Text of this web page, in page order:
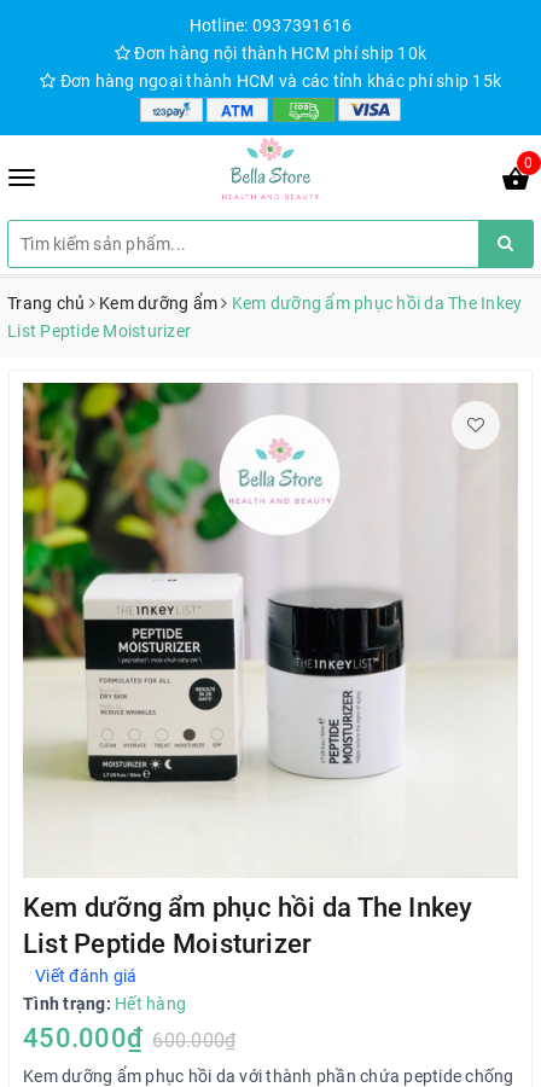
Hotline: 0937391616
Đơn hàng nội thành HCM phí ship 10k
Đơn hàng ngoại thành HCM và các tỉnh khác phí ship 15k
0
Trang chủ Kem dưỡng ẩm
Kem dưỡng ẩm phục hồi da The Inkey
List Peptide Moisturizer
Kem dưỡng ẩm phục hồi da The Inkey
List Peptide Moisturizer
Viết đánh giá
Tình trạng: Hết hàng
450.000₫ 600.000₫
Kem dưỡng ẩm phục hồi da với thành phần chứa peptide chống